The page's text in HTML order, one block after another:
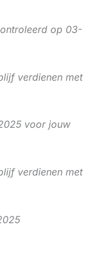
op 03-
verdienen met
voor jouw
verdienen met